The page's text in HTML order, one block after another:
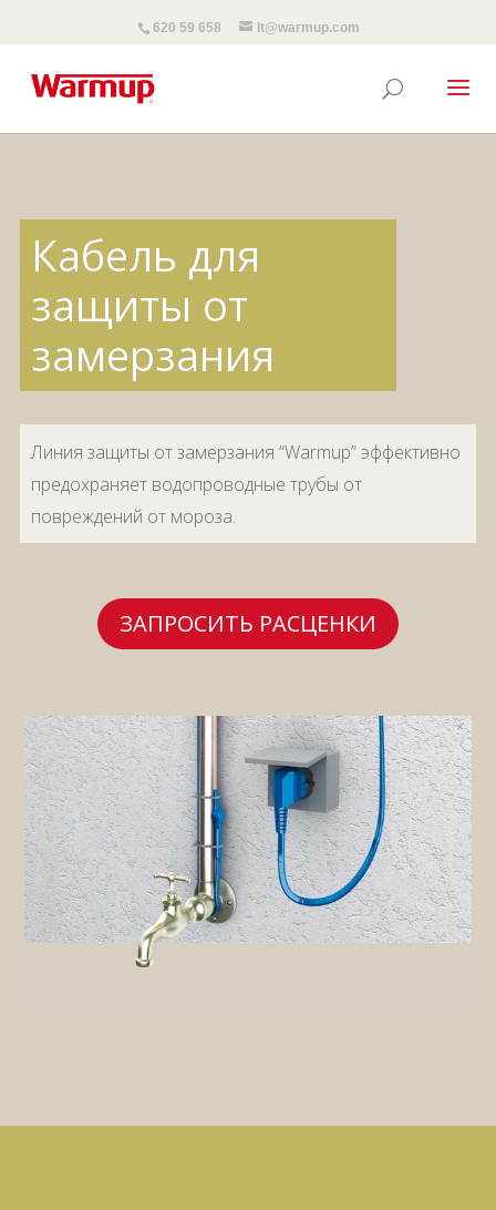
620 59 658 lt@warmup.com
Кабель для
защиты от
замерзания
Линия защиты от замерзания “Warmup” эффективно
предохраняет водопроводные трубы от
повреждений от мороза.
ЗАПРОСИТЬ РАСЦЕНКИ